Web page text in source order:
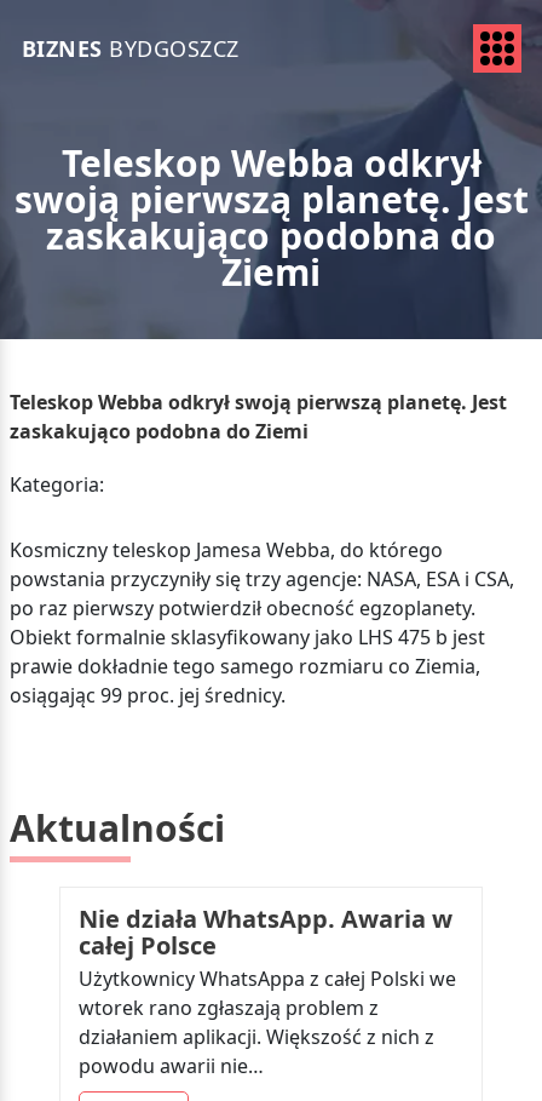
BIZNES BYDGOSZCZ
Teleskop Webba odkrył
swoją pierwszą planetę. Jest
zaskakująco podobna do
Ziemi
Teleskop Webba odkrył swoją pierwszą planetę. Jest
zaskakująco podobna do Ziemi
Kategoria:
Kosmiczny teleskop Jamesa Webba, do którego
powstania przyczyniły się trzy agencje: NASA, ESA i CSA,
po raz pierwszy potwierdził obecność egzoplanety.
Obiekt formalnie sklasyfikowany jako LHS 475 b jest
prawie dokładnie tego samego rozmiaru co Ziemia,
osiągając 99 proc. jej średnicy.
Aktualności
Nie działa WhatsApp. Awaria w
całej Polsce
Użytkownicy WhatsAppa z całej Polski we
wtorek rano zgłaszają problem z
działaniem aplikacji. Większość z nich z
powodu awarii nie…